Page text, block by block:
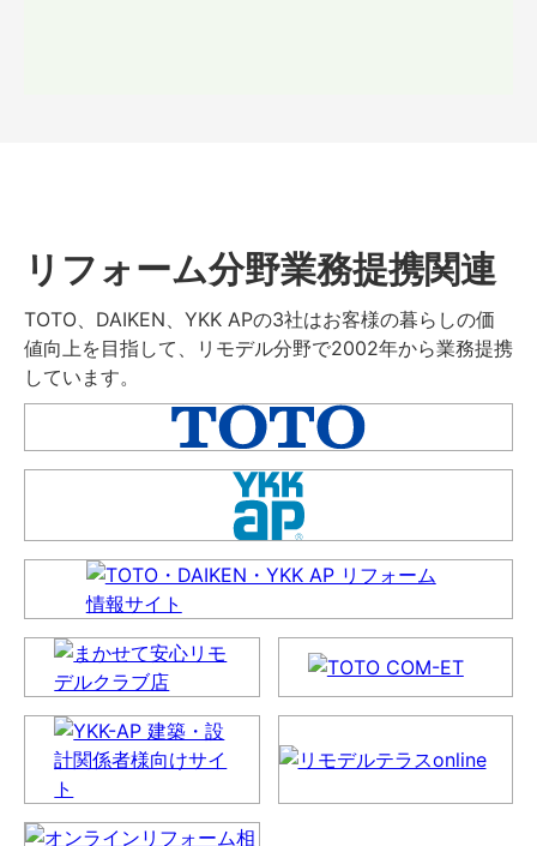
リフォーム分野業務提携関連
TOTO、DAIKEN、YKK APの3社はお客様の暮らしの価
値向上を目指して、リモデル分野で2002年から業務提携
しています。